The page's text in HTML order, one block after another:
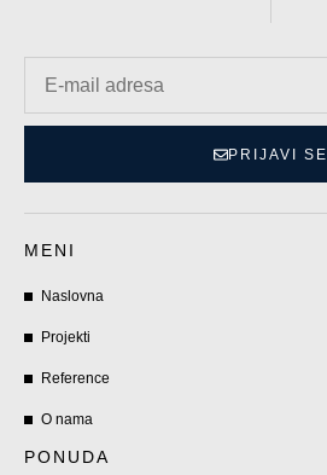
PRIJAVI SE
MENI
Naslovna
Projekti
Reference
O nama
PONUDA